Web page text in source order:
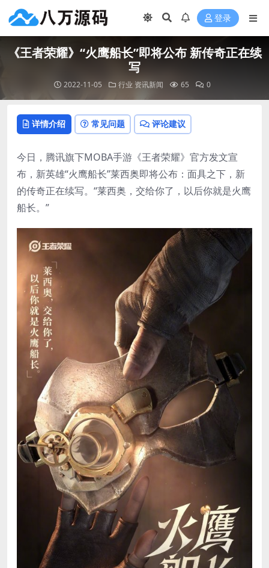
登录
《王者荣耀》“火鹰船长”即将公布 新传奇正在续
写
2022-11-05 行业 资讯新闻 65 0
详情介绍 常见问题 评论建议
今日，腾讯旗下MOBA手游《王者荣耀》官方发文宣
布，新英雄“火鹰船长”莱西奥即将公布：面具之下，新
的传奇正在续写。“莱西奥，交给你了，以后你就是火鹰
船长。”